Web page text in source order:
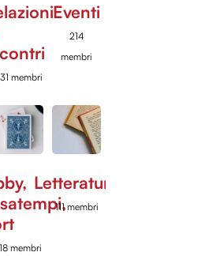
membri
Eventi
214
membri
membri
Letteratura
111 membri